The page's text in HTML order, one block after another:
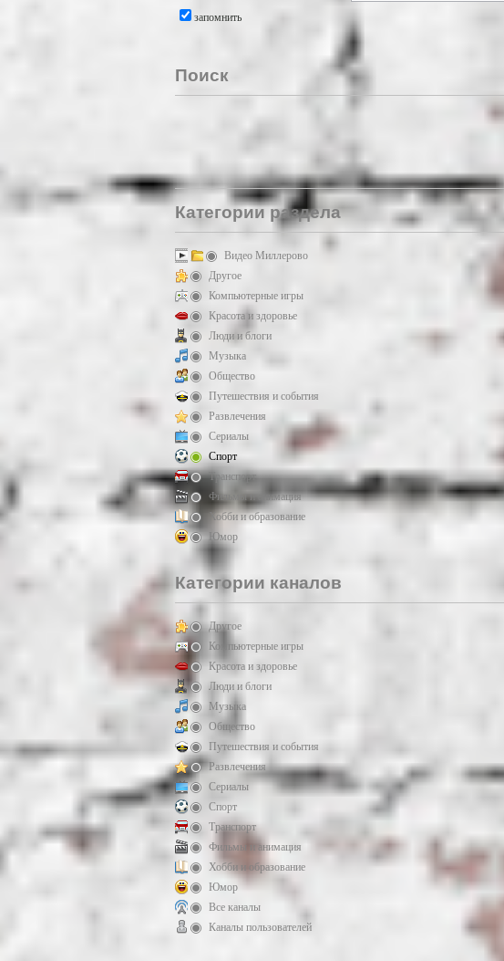
запомнить
Поиск
Категории раздела
Видео Миллерово
Другое
Компьютерные игры
Красота и здоровье
Люди и блоги
Музыка
Общество
Путешествия и события
Развлечения
Сериалы
Спорт
Транспорт
Фильмы и анимация
Хобби и образование
Юмор
Категории каналов
Другое
Компьютерные игры
Красота и здоровье
Люди и блоги
Музыка
Общество
Путешествия и события
Развлечения
Сериалы
Спорт
Транспорт
Фильмы и анимация
Хобби и образование
Юмор
Все каналы
Каналы пользователей